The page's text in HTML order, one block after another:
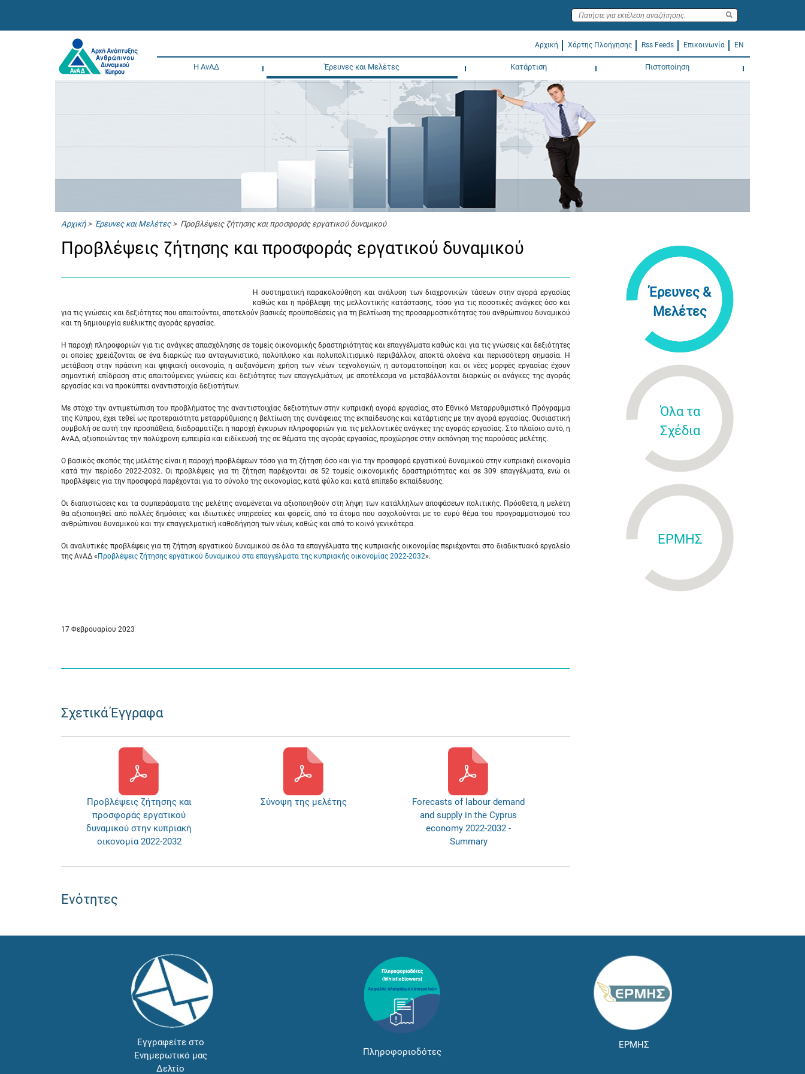
Αρχική Χάρτης Πλοήγησης Rss Feeds Επικοινωνία EN
Η ΑνΑΔ Έρευνες και Μελέτες Κατάρτιση Πιστοποίηση
Αρχική> Έρευνες και Μελέτες> Προβλέψεις ζήτησης και προσφοράς εργατικού δυναμικού
Προβλέψεις ζήτησης και προσφοράς εργατικού δυναμικού
Η συστηματική παρακολούθηση και ανάλυση των διαχρονικών τάσεων στην αγορά εργασίας
καθώς και η πρόβλεψη της μελλοντικής κατάστασης, τόσο για τις ποσοτικές ανάγκες όσο και
για τις γνώσεις και δεξιότητες που απαιτούνται, αποτελούν βασικές προϋποθέσεις για τη βελτίωση της προσαρμοστικότητας του ανθρώπινου δυναμικού
και τη δημιουργία ευέλικτης αγοράς εργασίας.
Η παροχή πληροφοριών για τις ανάγκες απασχόλησης σε τομείς οικονομικής δραστηριότητας και επαγγέλματα καθώς και για τις γνώσεις και δεξιότητες
οι οποίες χρειάζονται σε ένα διαρκώς πιο ανταγωνιστικό, πολύπλοκο και πολυπολιτισμικό περιβάλλον, αποκτά ολοένα και περισσότερη σημασία. Η
μετάβαση στην πράσινη και ψηφιακή οικονομία, η αυξανόμενη χρήση των νέων τεχνολογιών, η αυτοματοποίηση και οι νέες μορφές εργασίας έχουν
σημαντική επίδραση στις απαιτούμενες γνώσεις και δεξιότητες των επαγγελμάτων, με αποτέλεσμα να μεταβάλλονται διαρκώς οι ανάγκες της αγοράς
εργασίας και να προκύπτει αναντιστοιχία δεξιοτήτων.
Με στόχο την αντιμετώπιση του προβλήματος της αναντιστοιχίας δεξιοτήτων στην κυπριακή αγορά εργασίας, στο Εθνικό Μεταρρυθμιστικό Πρόγραμμα
της Κύπρου, έχει τεθεί ως προτεραιότητα μεταρρύθμισης η βελτίωση της συνάφειας της εκπαίδευσης και κατάρτισης με την αγορά εργασίας. Ουσιαστική
συμβολή σε αυτή την προσπάθεια, διαδραματίζει η παροχή έγκυρων πληροφοριών για τις μελλοντικές ανάγκες της αγοράς εργασίας. Στο πλαίσιο αυτό, η
ΑνΑΔ, αξιοποιώντας την πολύχρονη εμπειρία και ειδίκευσή της σε θέματα της αγοράς εργασίας, προχώρησε στην εκπόνηση της παρούσας μελέτης.
Ο βασικός σκοπός της μελέτης είναι η παροχή προβλέψεων τόσο για τη ζήτηση όσο και για την προσφορά εργατικού δυναμικού στην κυπριακή οικονομία
κατά την περίοδο 2022-2032. Οι προβλέψεις για τη ζήτηση παρέχονται σε 52 τομείς οικονομικής δραστηριότητας και σε 309 επαγγέλματα, ενώ οι
προβλέψεις για την προσφορά παρέχονται για το σύνολο της οικονομίας, κατά φύλο και κατά επίπεδο εκπαίδευσης.
Οι διαπιστώσεις και τα συμπεράσματα της μελέτης αναμένεται να αξιοποιηθούν στη λήψη των κατάλληλων αποφάσεων πολιτικής. Πρόσθετα, η μελέτη
θα αξιοποιηθεί από πολλές δημόσιες και ιδιωτικές υπηρεσίες και φορείς, από τα άτομα που ασχολούνται με το ευρύ θέμα του προγραμματισμού του
ανθρώπινου δυναμικού και την επαγγελματική καθοδήγηση των νέων, καθώς και από το κοινό γενικότερα.
Οι αναλυτικές προβλέψεις για τη ζήτηση εργατικού δυναμικού σε όλα τα επαγγέλματα της κυπριακής οικονομίας περιέχονται στο διαδικτυακό εργαλείο
της ΑνΑΔ « Προβλέψεις ζήτησης εργατικού δυναμικού στα επαγγέλματα της κυπριακής οικονομίας 2022-2032».
17 Φεβρουαρίου 2023
Σχετικά Έγγραφα
Προβλέψεις ζήτησης και
προσφοράς εργατικού
δυναμικού στην κυπριακή
οικονομία 2022-2032
Σύνοψη της μελέτης
Forecasts of labour demand
and supply in the Cyprus
economy 2022-2032 -
Summary
Ενότητες
Έρευνες &
Μελέτες
Όλα τα
Σχέδια
ΕΡΜΗΣ
Εγγραφείτε στο
Ενημερωτικό μας
Δελτίο
Πληροφοριοδότες
ΕΡΜΗΣ